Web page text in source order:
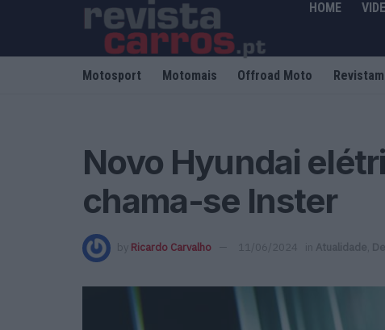
HOME
Motosport Motomais Offroad Moto
Novo Hyundai
chama-se Inster
by Ricardo Carvalho 11/06/2024 in Atualidade